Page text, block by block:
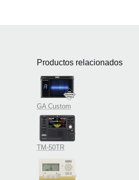
Productos relacionados
GA Custom
TM-50TR